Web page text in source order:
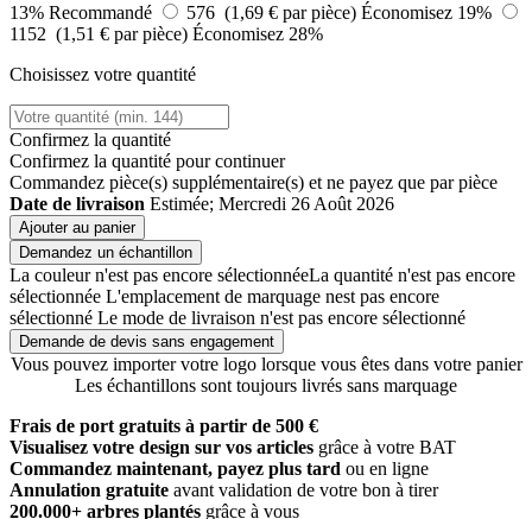
13% Recommandé 576 (1,69 € par pièce) Économisez 19%
1152 (1,51 € par pièce) Économisez 28%
Choisissez votre quantité
Confirmez la quantité
Confirmez la quantité pour continuer
Commandez pièce(s) supplémentaire(s) et ne payez que par pièce
Date de livraison Estimée; Mercredi 26 Août 2026
Ajouter au panier
Demandez un échantillon
La couleur n'est pas encore sélectionnéeLa quantité n'est pas encore
sélectionnée L'emplacement de marquage nest pas encore
sélectionné Le mode de livraison n'est pas encore sélectionné
Demande de devis sans engagement
Vous pouvez importer votre logo lorsque vous êtes dans votre panier
Les échantillons sont toujours livrés sans marquage
Frais de port gratuits à partir de 500 €
Visualisez votre design sur vos articles grâce à votre BAT
Commandez maintenant, payez plus tard ou en ligne
Annulation gratuite avant validation de votre bon à tirer
200.000+ arbres plantés grâce à vous